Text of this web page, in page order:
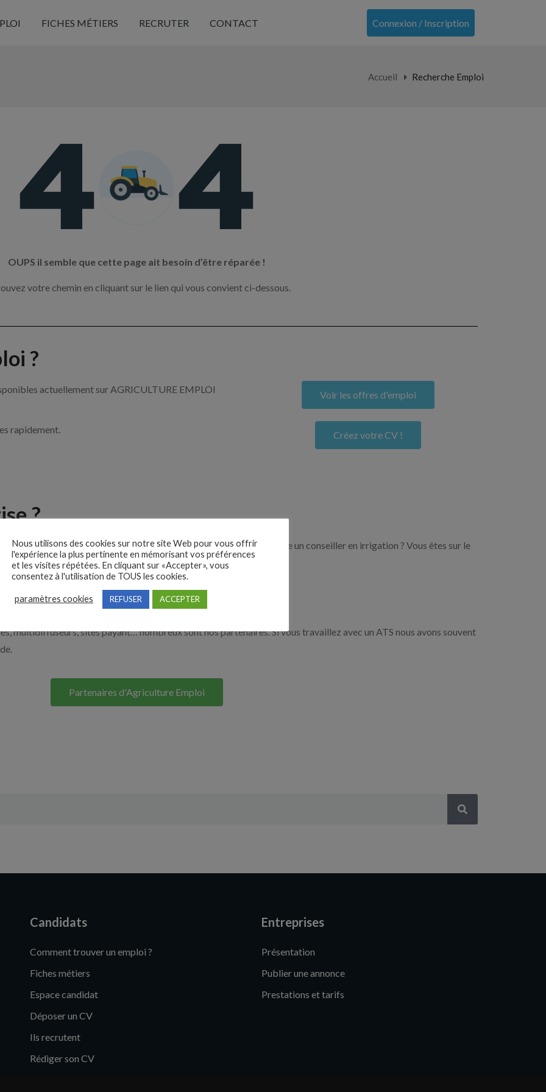
FICHES MÉTIERS RECRUTER CONTACT Connexion / Inscription
Accueil Recherche Emploi
OUPS il semble que cette page ait besoin d’être réparée !
votre chemin en cliquant sur le lien qui vous convient ci-dessous.
?
actuellement sur AGRICULTURE EMPLOI Voir les offres d'emploi
rapidement. Créez votre CV !
?
de l’agriculture par exemple un tractoriste, un arboriculteur ou encore un conseiller en irrigation ? Vous êtes sur le
recruter en cliquant sur le bouton ci-dessous.
Nos solutions entreprises
multidiffuseurs, sites payant… nombreux sont nos partenaires. Si vous travaillez avec un ATS nous avons souvent
Partenaires d'Agriculture Emploi
Candidats
Comment trouver un emploi ?
Fiches métiers
Espace candidat
Déposer un CV
Ils recrutent
Rédiger son CV
Entreprises
Présentation
Publier une annonce
Prestations et tarifs
Nous utilisons des cookies sur notre site Web pour vous offrir
l'expérience la plus pertinente en mémorisant vos préférences
et les visites répétées. En cliquant sur «Accepter», vous
consentez à l'utilisation de TOUS les cookies.
paramètres cookies REFUSER ACCEPTER